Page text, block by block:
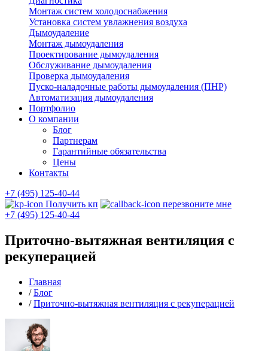
Монтаж систем холодоснабжения
Установка систем увлажнения воздуха
Дымоудаление
Монтаж дымоудаления
Проектирование дымоудаления
Обслуживание дымоудаления
Проверка дымоудаления
Пуско-наладочные работы дымоудаления (ПНР)
Автоматизация дымоудаления
Портфолио
О компании
Блог
Партнерам
Гарантийные обязательства
Цены
Контакты
+7 (495) 125-40-44
Получить кп
перезвоните мне
+7 (495) 125-40-44
Приточно-вытяжная вентиляция с
рекуперацией
Главная
/Блог
/Приточно-вытяжная вентиляция с рекуперацией